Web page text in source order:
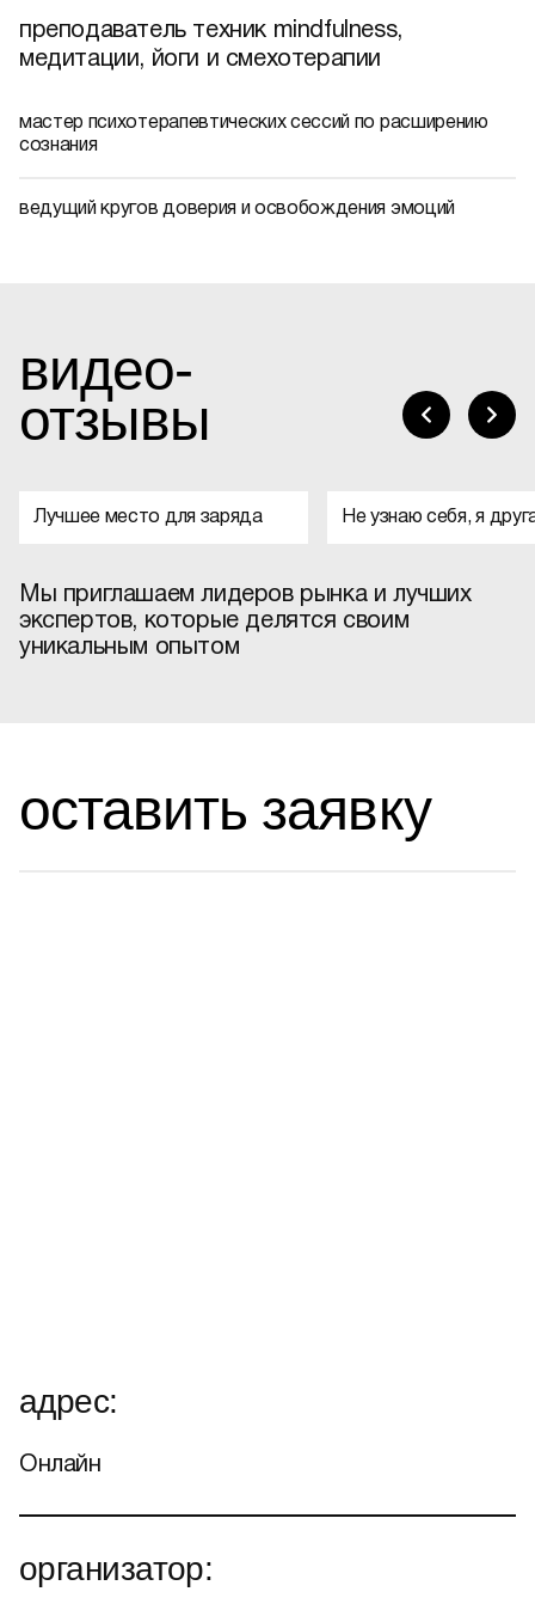
преподаватель техник mindfulness,
медитации, йоги и смехотерапии
мастер психотерапевтических сессий по расширению
сознания
ведущий кругов доверия и освобождения эмоций
видео-
отзывы
Лучшее место для заряда Не узнаю себя, я
Мы приглашаем лидеров рынка и лучших
экспертов, которые делятся своим
уникальным опытом
оставить заявку
адрес:
Онлайн
организатор: